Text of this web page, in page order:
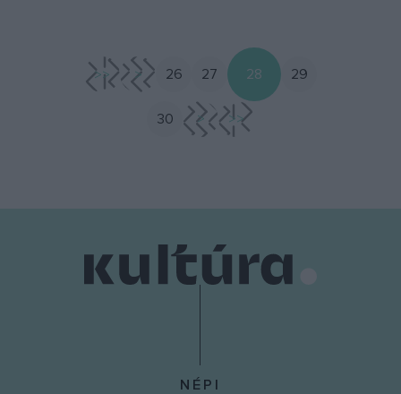
<< < 26 27 28 29
30 > >>
NÉPI